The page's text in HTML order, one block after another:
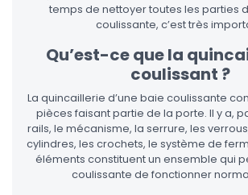
temps de nettoyer toutes les parties
coulissante, c’est très
Qu’est-ce que la
coulissant ?
La quincaillerie d’une baie coulissante
pièces faisant partie de la porte. Il y a,
rails, le mécanisme, la serrure, les
cylindres, les crochets, le système de
éléments constituent un ensemble qui
coulissante de fonctionner